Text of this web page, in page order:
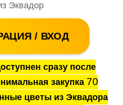
Эквадор
/ ВХОД
сразу после
закупка 70
цветы из Эквадора